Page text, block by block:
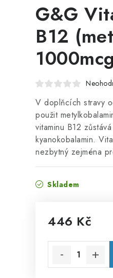
G&G
B12
V doplňcích stravy
použit
vitaminu B12
kyanokobalamin.
nezbytný zejména
Skladem
446 Kč